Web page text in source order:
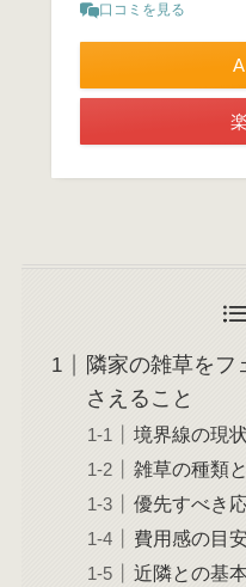
口コミを見る
隣家の雑草をフ
さえること
境界線の現
雑草の種類
優先すべき
費用感の目
近隣との基